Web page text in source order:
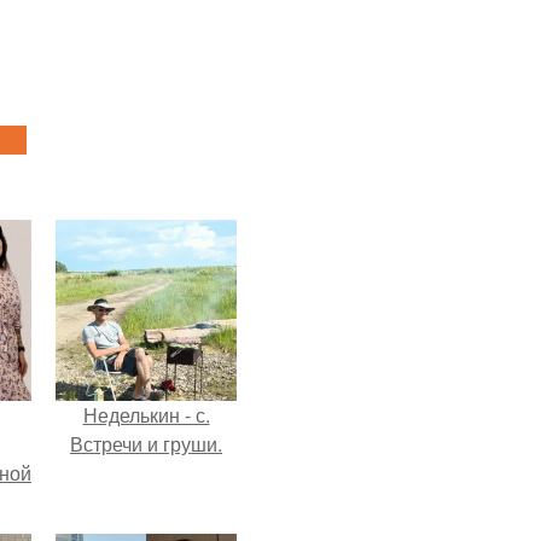
Неделькин - с.
Встречи и груши.